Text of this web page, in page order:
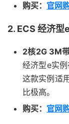
购买： 官网
2. ECS 经济型
2核2G 3M
经济型e实
这款实例适
比极高。
购买： 官网